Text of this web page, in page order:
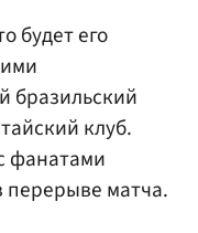
будет его
бразильский
клуб.
фанатами
перерыве матча.